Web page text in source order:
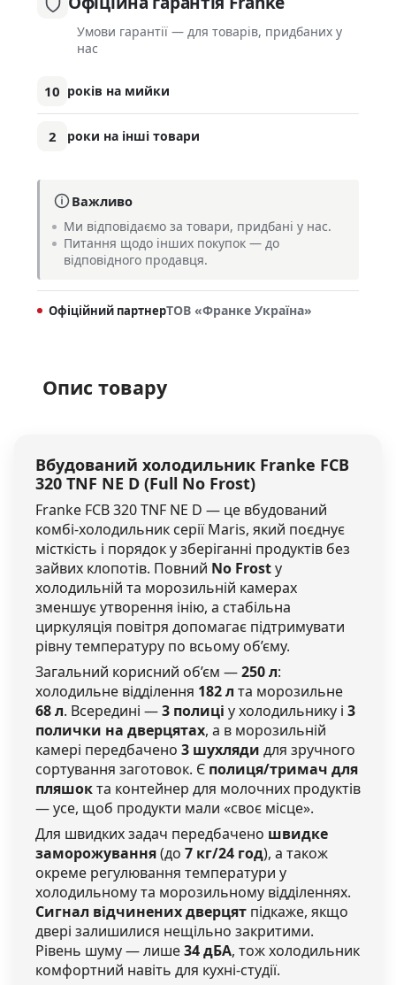
Умови гарантії — для товарів, придбаних у
нас
10 років на мийки
2 роки на інші товари
Важливо
Ми відповідаємо за товари, придбані у нас.
Питання щодо інших покупок — до
відповідного продавця.
Офіційний партнерТОВ «Франке Україна»
Опис товару
Вбудований холодильник Franke FCB
320 TNF NE D (Full No Frost)
Franke FCB 320 TNF NE D — це вбудований
комбі-холодильник серії Maris, який поєднує
місткість і порядок у зберіганні продуктів без
зайвих клопотів. Повний No Frostу
холодильній та морозильній камерах
зменшує утворення інію, а стабільна
циркуляція повітря допомагає підтримувати
рівну температуру по всьому об’єму.
Загальний корисний об’єм —250 л:
холодильне відділення 182 л та морозильне
68 л. Всередині —3 полиці у холодильнику і 3
полички на дверцятах, а в морозильній
камері передбачено 3 шухляди для зручного
сортування заготовок. Є полиця/тримач для
пляшокта контейнер для молочних продуктів
— усе, щоб продукти мали «своє місце».
Для швидких задач передбачено швидке
заморожування(до 7 кг/24 год), а також
окреме регулювання температури у
холодильному та морозильному відділеннях.
Сигнал відчинених дверцят підкаже, якщо
двері залишилися нещільно закритими.
Рівень шуму — лише34 дБА, тож холодильник
комфортний навіть для кухні-студії.